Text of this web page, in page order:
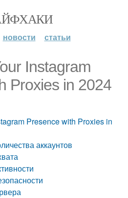
новости статьи
Instagram
Proxies in 2024
Presence with Proxies in
аккаунтов